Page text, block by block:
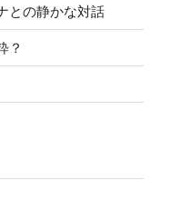
との静かな対話
？